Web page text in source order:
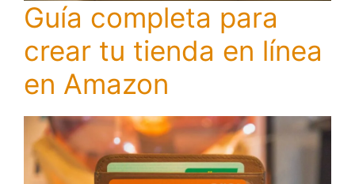
Guía completa para
crear tu tienda en línea
en Amazon